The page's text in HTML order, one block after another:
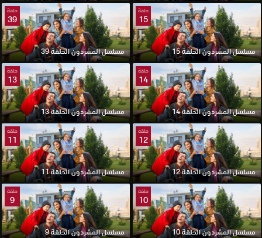
حلقة
15
مسلسل المشردون الحلقة 15
حلقة
39
مسلسل المشردون الحلقة 39
حلقة
14
مسلسل المشردون الحلقة 14
حلقة
13
مسلسل المشردون الحلقة 13
حلقة
12
مسلسل المشردون الحلقة 12
حلقة
11
مسلسل المشردون الحلقة 11
حلقة
10
مسلسل المشردون الحلقة 10
حلقة
9
مسلسل المشردون الحلقة 9